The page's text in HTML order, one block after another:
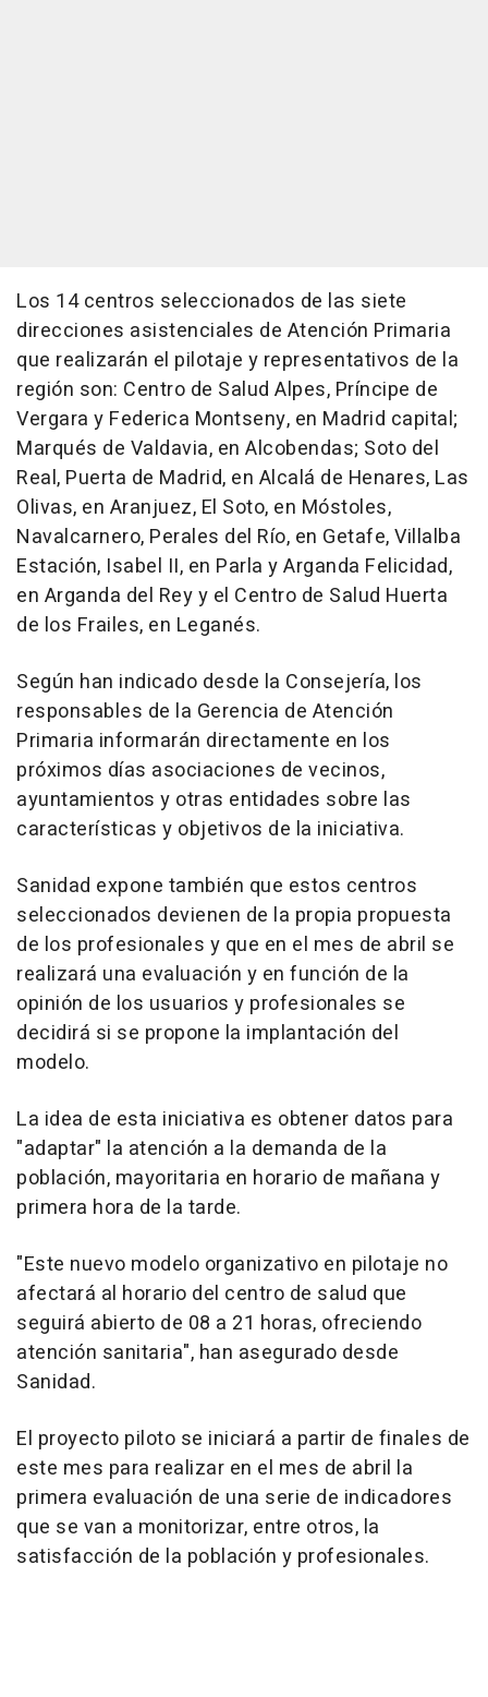
Los 14 centros seleccionados de las siete
direcciones asistenciales de Atención Primaria
que realizarán el pilotaje y representativos de la
región son: Centro de Salud Alpes, Príncipe de
Vergara y Federica Montseny, en Madrid capital;
Marqués de Valdavia, en Alcobendas; Soto del
Real, Puerta de Madrid, en Alcalá de Henares, Las
Olivas, en Aranjuez, El Soto, en Móstoles,
Navalcarnero, Perales del Río, en Getafe, Villalba
Estación, Isabel II, en Parla y Arganda Felicidad,
en Arganda del Rey y el Centro de Salud Huerta
de los Frailes, en Leganés.
Según han indicado desde la Consejería, los
responsables de la Gerencia de Atención
Primaria informarán directamente en los
próximos días asociaciones de vecinos,
ayuntamientos y otras entidades sobre las
características y objetivos de la iniciativa.
Sanidad expone también que estos centros
seleccionados devienen de la propia propuesta
de los profesionales y que en el mes de abril se
realizará una evaluación y en función de la
opinión de los usuarios y profesionales se
decidirá si se propone la implantación del
modelo.
La idea de esta iniciativa es obtener datos para
"adaptar" la atención a la demanda de la
población, mayoritaria en horario de mañana y
primera hora de la tarde.
"Este nuevo modelo organizativo en pilotaje no
afectará al horario del centro de salud que
seguirá abierto de 08 a 21 horas, ofreciendo
atención sanitaria", han asegurado desde
Sanidad.
El proyecto piloto se iniciará a partir de finales de
este mes para realizar en el mes de abril la
primera evaluación de una serie de indicadores
que se van a monitorizar, entre otros, la
satisfacción de la población y profesionales.